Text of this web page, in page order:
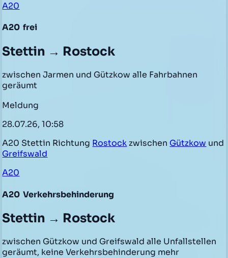
A20
A20 frei
Stettin → Rostock
zwischen Jarmen und Gützkow alle Fahrbahnen
geräumt
Meldung
28.07.26, 10:58
A20 Stettin Richtung Rostock zwischen Gützkow und
Greifswald
A20
A20 Verkehrsbehinderung
Stettin → Rostock
zwischen Gützkow und Greifswald alle Unfallstellen
geräumt, keine Verkehrsbehinderung mehr